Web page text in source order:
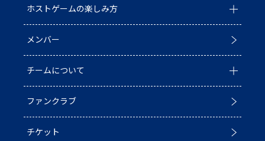
全ての記事
イベント
お知らせ
試合情報
普及活動
ホストゲームの楽しみ方
ホストゲームについて
D1/D2入替戦
ホストゲーム最終
第6戦ホストゲーム
メンバー
チームについて
チーム情報
チームの歴史
ファンクラブ
チケット